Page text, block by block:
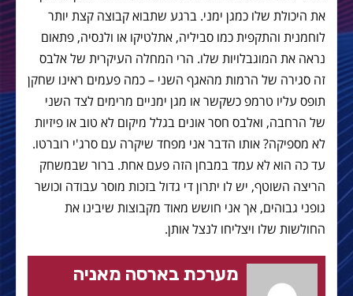
את היכולת שלו כמגן ימני. ברגע שתבוא קבוצה קצת יותר
לוחמנית והתקפית כמו סביליה, אתלטיקו או ולנסיה, פתאום
נראה את המוגבלויות שלו. הרי המחלה העיקרית של אלבס
זה סגירה של הרמות מהאגף השני – כמה פעמים ראינו שחקן
תופס עליו טרמפ כשקשר או מגן ימניים מרימים לצד השני
של הרחבה, ואלבס חסר אונים בגלל מיקום לא טוב או פיזיות
לא מספיקה? אותו הדבר אני מפחד שיקרה עם סרג'י רוברטו.
עד כה הוא לא עמד במבחן הזה פעם אחת. ברור שבמשחק
הריצה השוטף, יש לו יתרון די גדול בזכות מוסר עבודה וכושר
גופני גבוהים, אך אני חושש מאוד מקבוצות שיבינו את
החולשות שלו ויצליחו לנצל אותן.
מערכת בארסה מאניה